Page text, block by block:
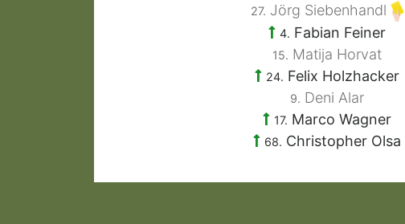
27. Jörg Siebenhandl
4. Fabian Feiner
15. Matija Horvat
24. Felix Holzhacker
9. Deni Alar
17. Marco Wagner
68. Christopher Olsa